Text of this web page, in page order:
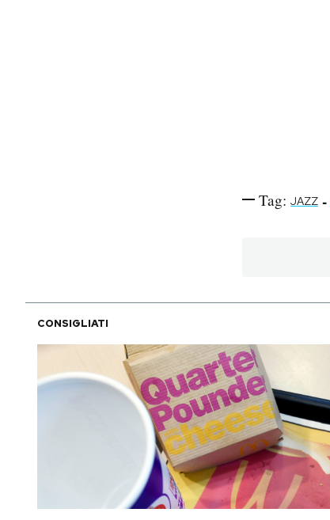
Tag: JAZZ -
CONSIGLIATI